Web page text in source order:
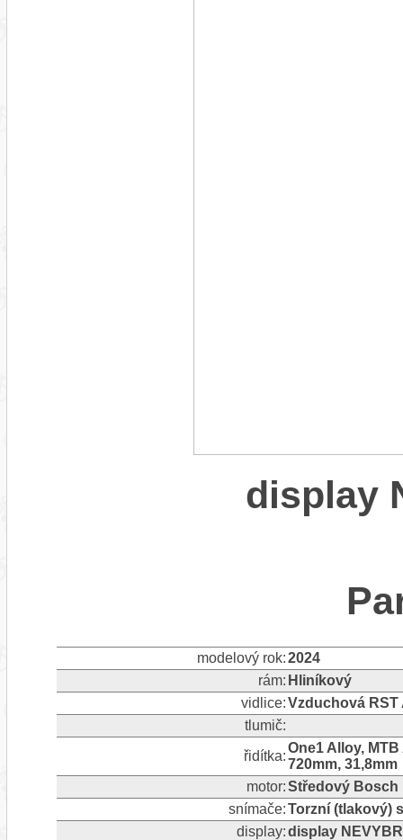
display
modelový rok:2024
rám: Hliníkový
vidlice:Vzduchová RST
tlumič:
řidítka:
One1 Alloy,
720mm, 31,8mm
motor:Středový Bosch
snímače:Torzní (tlakový)
display:display